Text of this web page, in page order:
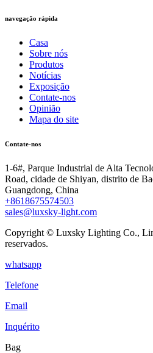
navegação rápida
Casa
Sobre nós
Produtos
Notícias
Exposição
Contate-nos
Opinião
Mapa do site
Contate-nos
1-6#, Parque Industrial de Alta
Road, cidade de Shiyan, distrito de
Guangdong, China
+8618675574503
sales@luxsky-light.com
Copyright © Luxsky Lighting Co.,
reservados.
whatsapp
Telefone
Email
Inquérito
Bag